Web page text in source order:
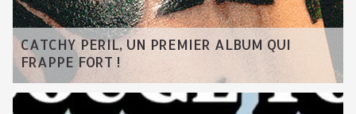
CATCHY PERIL, UN PREMIER ALBUM QUI
FRAPPE FORT !